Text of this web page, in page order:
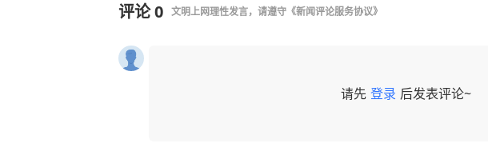
评论0 文明上网理性发言，请遵守 《新闻评论服务协议》
请先 登录 后发表评论~